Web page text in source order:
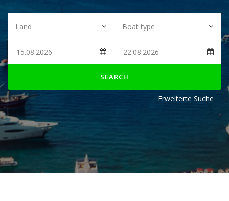
SEARCH
Erweiterte Suche